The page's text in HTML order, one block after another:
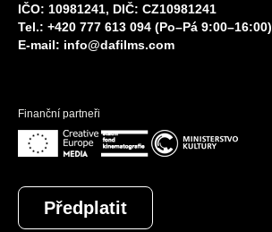
IČO: 10981241, DIČ: CZ10981241
Tel.: +420 777 613 094 (Po–Pá 9:00–16:00)
E-mail: info@dafilms.com
Finanční partneři
Předplatit